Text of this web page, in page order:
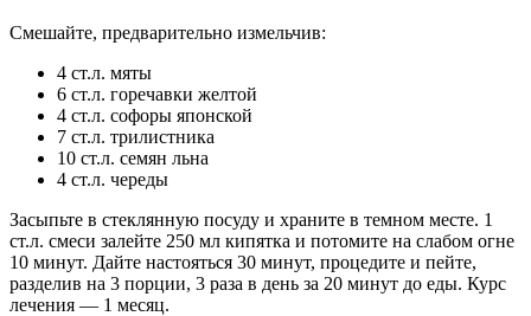
Смешайте, предварительно измельчив:
4 ст.л. мяты
6 ст.л. горечавки желтой
4 ст.л. софоры японской
7 ст.л. трилистника
10 ст.л. семян льна
4 ст.л. череды
Засыпьте в стеклянную посуду и храните в темном месте. 1
ст.л. смеси залейте 250 мл кипятка и потомите на слабом огне
10 минут. Дайте настояться 30 минут, процедите и пейте,
разделив на 3 порции, 3 раза в день за 20 минут до еды. Курс
лечения — 1 месяц.